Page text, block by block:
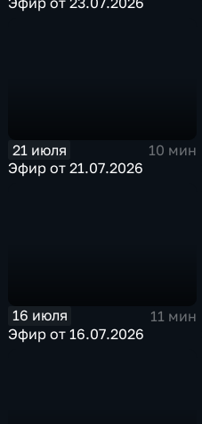
21 июля
10 мин
Эфир от 21.07.2026
16 июля
11 мин
Эфир от 16.07.2026